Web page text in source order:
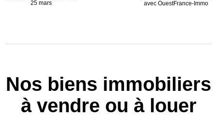
25 mars
avec OuestFrance-Immo
Nos biens immobiliers
à vendre ou à louer